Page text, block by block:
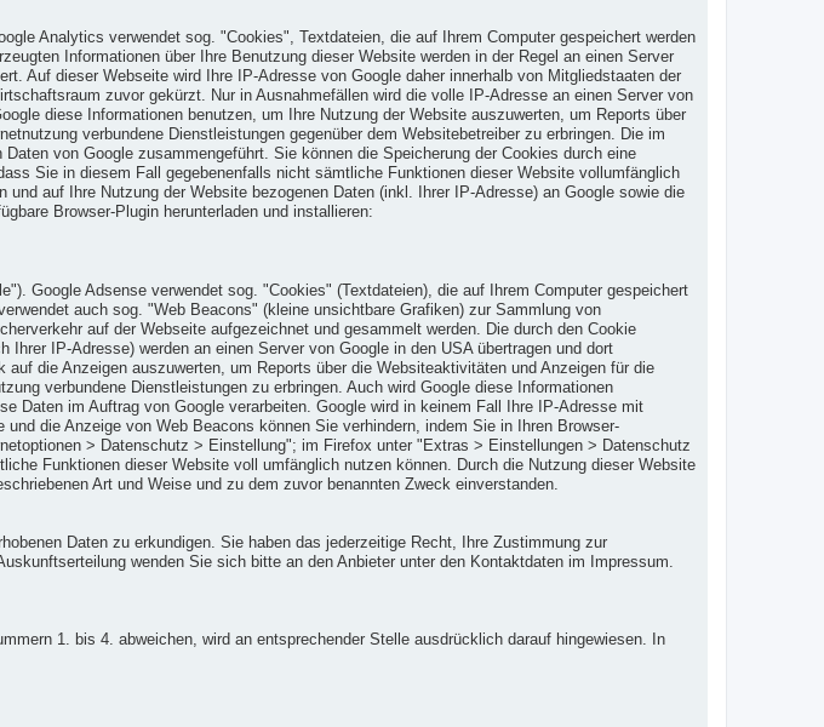
Analytics verwendet sog. "Cookies", Textdateien, die auf Ihrem Computer gespeichert werden
Informationen über Ihre Benutzung dieser Website werden in der Regel an einen Server
Auf dieser Webseite wird Ihre IP-Adresse von Google daher innerhalb von Mitgliedstaaten der
zuvor gekürzt. Nur in Ausnahmefällen wird die volle IP-Adresse an einen Server von
diese Informationen benutzen, um Ihre Nutzung der Website auszuwerten, um Reports über
verbundene Dienstleistungen gegenüber dem Websitebetreiber zu erbringen. Die im
von Google zusammengeführt. Sie können die Speicherung der Cookies durch eine
Sie in diesem Fall gegebenenfalls nicht sämtliche Funktionen dieser Website vollumfänglich
auf Ihre Nutzung der Website bezogenen Daten (inkl. Ihrer IP-Adresse) an Google sowie die
Browser-Plugin herunterladen und installieren:
Google Adsense verwendet sog. "Cookies" (Textdateien), die auf Ihrem Computer gespeichert
auch sog. "Web Beacons" (kleine unsichtbare Grafiken) zur Sammlung von
auf der Webseite aufgezeichnet und gesammelt werden. Die durch den Cookie
IP-Adresse) werden an einen Server von Google in den USA übertragen und dort
die Anzeigen auszuwerten, um Reports über die Websiteaktivitäten und Anzeigen für die
verbundene Dienstleistungen zu erbringen. Auch wird Google diese Informationen
Daten im Auftrag von Google verarbeiten. Google wird in keinem Fall Ihre IP-Adresse mit
die Anzeige von Web Beacons können Sie verhindern, indem Sie in Ihren Browser-
> Datenschutz > Einstellung"; im Firefox unter "Extras > Einstellungen > Datenschutz
Funktionen dieser Website voll umfänglich nutzen können. Durch die Nutzung dieser Website
Art und Weise und zu dem zuvor benannten Zweck einverstanden.
Daten zu erkundigen. Sie haben das jederzeitige Recht, Ihre Zustimmung zur
wenden Sie sich bitte an den Anbieter unter den Kontaktdaten im Impressum.
1. bis 4. abweichen, wird an entsprechender Stelle ausdrücklich darauf hingewiesen. In